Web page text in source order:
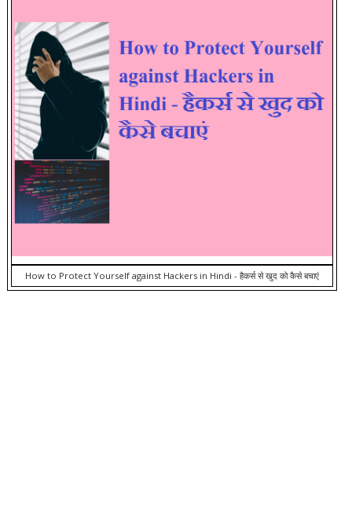
How to Protect Yourself against Hackers in Hindi - हैकर्स से खुद को कैसे बचाएं